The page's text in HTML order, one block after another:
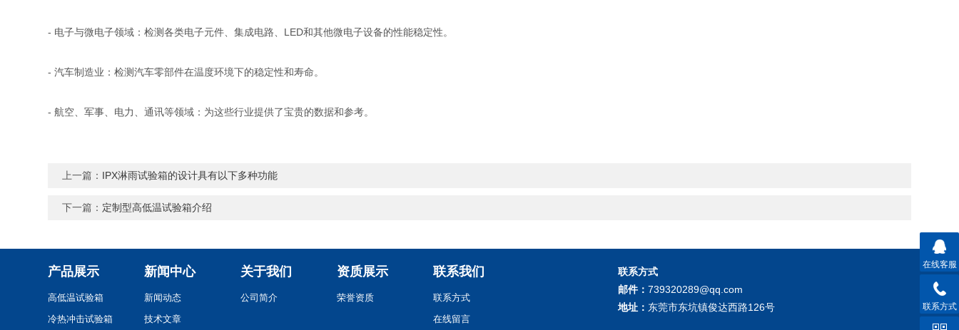
- 电子与微电子领域：检测各类电子元件、集成电路、LED和其他微电子设备的性能稳定性。
- 汽车制造业：检测汽车零部件在温度环境下的稳定性和寿命。
- 航空、军事、电力、通讯等领域：为这些行业提供了宝贵的数据和参考。
上一篇： IPX淋雨试验箱的设计具有以下多种功能
下一篇： 定制型高低温试验箱介绍
产品展示
高低温试验箱
冷热冲击试验箱
新闻中心
新闻动态
技术文章
关于我们
公司简介
资质展示
荣誉资质
联系我们
联系方式
在线留言
联系方式
邮件： 739320289@qq.com
地址： 东莞市东坑镇俊达西路126号
在线客服
联系方式